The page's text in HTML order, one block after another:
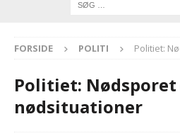
FORSIDE POLITI Politiet:
Politiet:
nødsituationer